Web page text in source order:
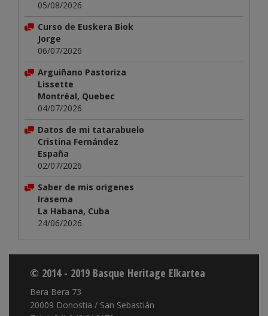
05/08/2026
Curso de Euskera Biok
Jorge
06/07/2026
Arguiñano Pastoriza
Lissette
Montréal, Quebec
04/07/2026
Datos de mi tatarabuelo
Cristina Fernández
España
02/07/2026
Saber de mis origenes
Irasema
La Habana, Cuba
24/06/2026
© 2014 - 2019 Basque Heritage Elkartea
Bera Bera 73
20009 Donostia / San Sebastián